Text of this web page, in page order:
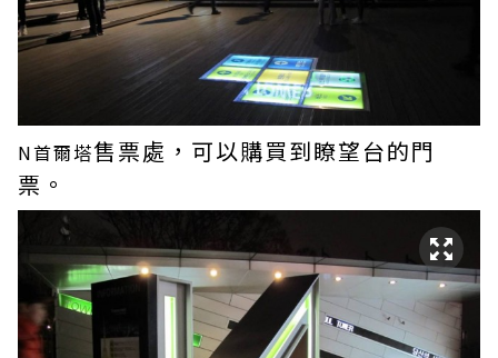
N首爾塔售票處，可以購買到瞭望台的門
票。